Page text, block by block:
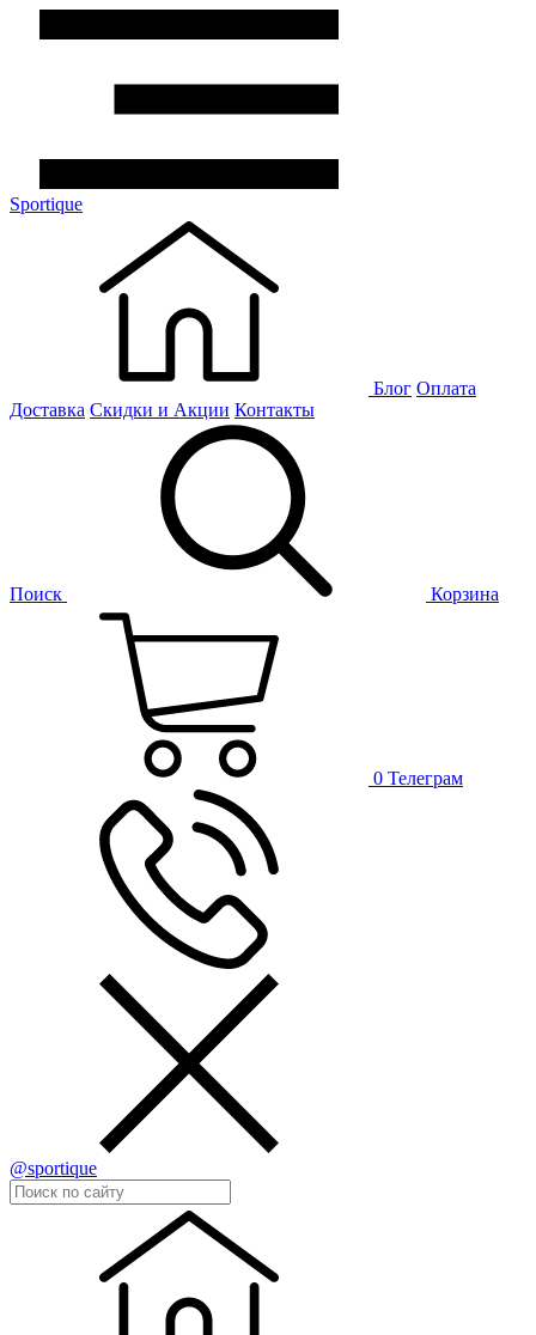
Sportique
Блог Оплата
Доставка Скидки и Акции Контакты
Поиск Корзина
0 Телеграм
@sportique